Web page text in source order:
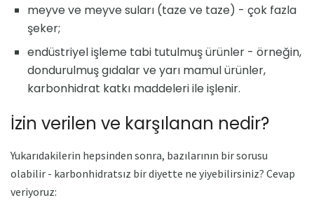
meyve ve meyve suları (taze ve taze) - çok fazla
şeker;
endüstriyel işleme tabi tutulmuş ürünler - örneğin,
dondurulmuş gıdalar ve yarı mamul ürünler,
karbonhidrat katkı maddeleri ile işlenir.
İzin verilen ve karşılanan nedir?
Yukarıdakilerin hepsinden sonra, bazılarının bir sorusu
olabilir - karbonhidratsız bir diyette ne yiyebilirsiniz? Cevap
veriyoruz: